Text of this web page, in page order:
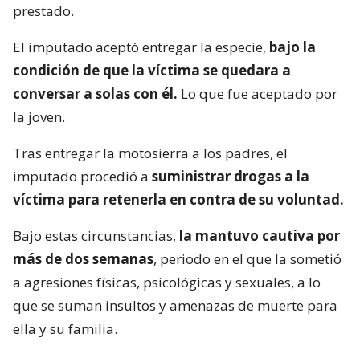
prestado.
El imputado aceptó entregar la especie, bajo la
condición de que la víctima se quedara a
conversar a solas con él. Lo que fue aceptado por
la joven.
Tras entregar la motosierra a los padres, el
imputado procedió a suministrar drogas a la
víctima para retenerla en contra de su voluntad.
Bajo estas circunstancias, la mantuvo cautiva por
más de dos semanas, periodo en el que la sometió
a agresiones físicas, psicológicas y sexuales, a lo
que se suman insultos y amenazas de muerte para
ella y su familia.